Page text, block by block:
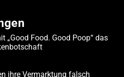
„Good Food. Good Poop“ das
ihre Vermarktung falsch